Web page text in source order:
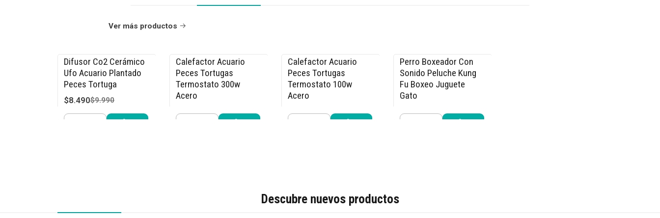
Ver más productos
-15% OFF
Difusor Co2 Cerámico
Ufo Acuario Plantado
Peces Tortuga
$8.490$9.990
-15% OFF
Calefactor Acuario
Peces Tortugas
Termostato 300w
Acero
$15.290$17.990
-15% OFF
Calefactor Acuario
Peces Tortugas
Termostato 100w
Acero
$12.740$14.990
-40% OFF
Perro Boxeador Con
Sonido Peluche Kung
Fu Boxeo Juguete
Gato
$11.990$19.980
Descubre nuevos productos